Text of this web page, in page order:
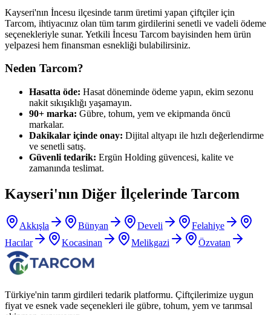
Kayseri'nın İncesu ilçesinde tarım üretimi yapan çiftçiler için
Tarcom, ihtiyacınız olan tüm tarım girdilerini senetli ve vadeli ödeme
seçenekleriyle sunar. Yetkili İncesu Tarcom bayisinden hem ürün
yelpazesi hem finansman esnekliği bulabilirsiniz.
Neden Tarcom?
Hasatta öde: Hasat döneminde ödeme yapın, ekim sezonu
nakit sıkışıklığı yaşamayın.
90+ marka: Gübre, tohum, yem ve ekipmanda öncü
markalar.
Dakikalar içinde onay: Dijital altyapı ile hızlı değerlendirme
ve senetli satış.
Güvenli tedarik: Ergün Holding güvencesi, kalite ve
zamanında teslimat.
Kayseri'nın Diğer İlçelerinde Tarcom
Akkışla Bünyan Develi
Felahiye
Hacılar
Kocasinan Melikgazi Özvatan
Türkiye'nin tarım girdileri tedarik platformu. Çiftçilerimize uygun
fiyat ve esnek vade seçenekleri ile gübre, tohum, yem ve tarımsal